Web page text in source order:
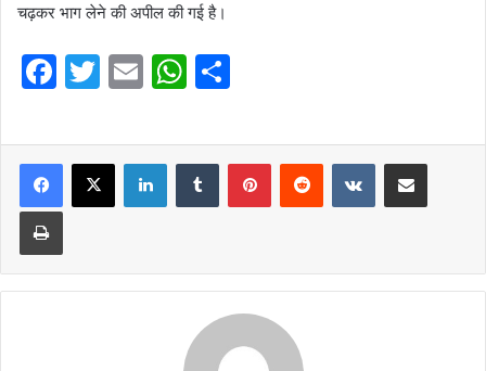
चढ़कर भाग लेने की अपील की गई है।
F
c
e
b
o
o
T
itt
er
E
ai
l
W
at
s
A
p
ar
e
LinkedInTumblr PinterestReddit VKontakteShare via Email
Print